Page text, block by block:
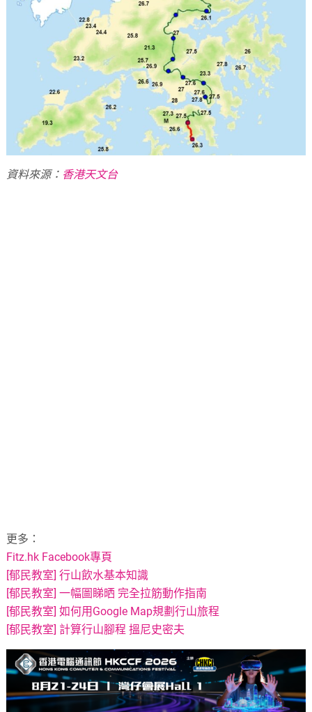
資料來源： 香港天文台
更多：
Fitz.hk Facebook專頁
[郁民教室] 行山飲水基本知識
[郁民教室] 一幅圖睇晒 完全拉筋動作指南
[郁民教室] 如何用Google Map規劃行山旅程
[郁民教室] 計算行山腳程 搵尼史密夫